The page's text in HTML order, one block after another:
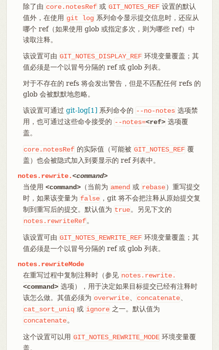
除了由 core.notesRef 或 GIT_NOTES_REF 设置的默认
值外，在使用 git log 系列命令显示提交信息时，还应从
哪个 ref（如果使用 glob 或指定多次，则为哪些 ref）中
读取注释。
该设置可由 GIT_NOTES_DISPLAY_REF 环境变量覆盖；其
值必须是一个以冒号分隔的 ref 或 glob 列表。
对于不存在的 refs 将会发出警告，但是不匹配任何 refs 的
glob 会被默默地忽略。
该设置可通过 git-log[1] 系列命令的 --no-notes 选项禁
用，也可通过这些命令接受的 --notes=<ref> 选项覆
盖。
core.notesRef 的实际值（可能被 GIT_NOTES_REF 覆
盖）也会被隐式加入到要显示的 ref 列表中。
notes.rewrite.<command>
当使用 <command>（当前为 amend 或 rebase ）重写提交
时，如果该变量为 false ，git 将不会把注释从原始提交复
制到重写后的提交。默认值为 true 。另见下文的
notes.rewriteRef 。
该设置可由 GIT_NOTES_REWRITE_REF 环境变量覆盖；其
值必须是一个以冒号分隔的 ref 或 glob 列表。
notes.rewriteMode
在重写过程中复制注释时（参见 notes.rewrite.
<command> 选项），用于决定如果目标提交已经有注释时
该怎么做。其值必须为 overwrite concatenate
cat_sort_uniq 或 ignore 之一。默认值为
concatenate 。
这个设置可以用 GIT_NOTES_REWRITE_MODE 环境变量覆
盖。